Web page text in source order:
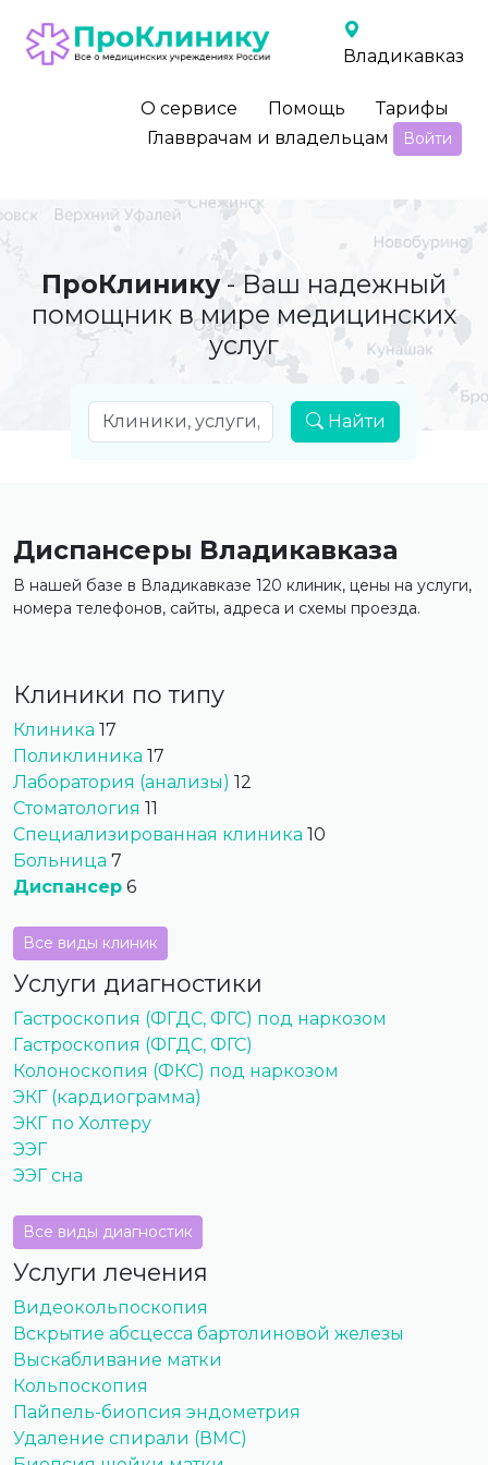
Владикавказ
О сервисе Помощь
Тарифы
Главврачам и владельцам
Войти
ПроКлинику- Ваш надежный
помощник в мире медицинских
услуг
Найти
Диспансеры Владикавказа
В нашей базе в Владикавказе 120 клиник, цены на услуги,
номера телефонов, сайты, адреса и схемы проезда.
Клиники по типу
Клиника 17
Поликлиника 17
Лаборатория (анализы) 12
Стоматология 11
Специализированная клиника 10
Больница 7
Диспансер 6
Все виды клиник
Услуги диагностики
Гастроскопия (ФГДС, ФГС) под наркозом
Гастроскопия (ФГДС, ФГС)
Колоноскопия (ФКС) под наркозом
ЭКГ (кардиограмма)
ЭКГ по Холтеру
ЭЭГ
ЭЭГ сна
Все виды диагностик
Услуги лечения
Видеокольпоскопия
Вскрытие абсцесса бартолиновой железы
Выскабливание матки
Кольпоскопия
Пайпель-биопсия эндометрия
Удаление спирали (ВМС)